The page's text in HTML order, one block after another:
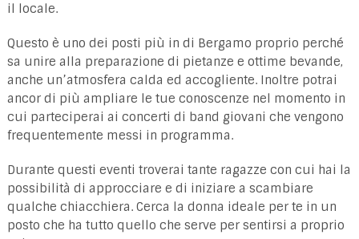
il locale.
Questo è uno dei posti più in di Bergamo proprio perché
sa unire alla preparazione di pietanze e ottime bevande,
anche un’atmosfera calda ed accogliente. Inoltre potrai
ancor di più ampliare le tue conoscenze nel momento in
cui parteciperai ai concerti di band giovani che vengono
frequentemente messi in programma.
Durante questi eventi troverai tante ragazze con cui hai la
possibilità di approcciare e di iniziare a scambiare
qualche chiacchiera. Cerca la donna ideale per te in un
posto che ha tutto quello che serve per sentirsi a proprio